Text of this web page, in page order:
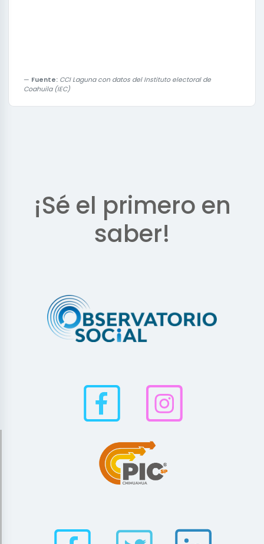
Fuente: CCI Laguna con datos del Instituto electoral de
Coahuila (IEC)
¡Sé el primero en
saber!